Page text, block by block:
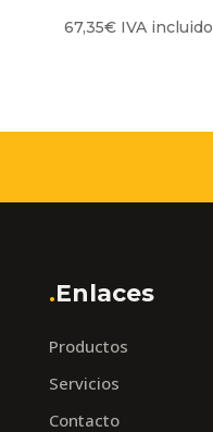
67,35€ IVA incluido
.Enlaces
Productos
Servicios
Contacto